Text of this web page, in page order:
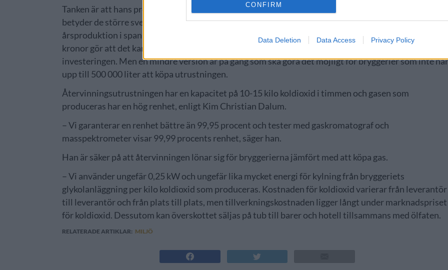
CONFIRM
Data Deletion Data Access Privacy Policy
Tanken är att hans produkt ska kunna användas för mindre bryggerier, men mindre i sammanhanget
betyder de större svenska hantverksbryggerierna. För närvarande är det bryggerier med en
årsproduktion i spannet 500 000 till 2 000 000 liter, det tillsammans med ett pris på 350 000 danska
kronor gör att det kanske är ett begränsat antal svenska hantverksbryggerier som klarar
investeringen. Men en mindre version är på gång som ska göra det möjligt för bryggerier som inte
upp till 500 000 liter att köpa utrustningen.
Återvinningsutrustningen har en kapacitet på 10-15 kilo koldioxid i timmen och gasen som
produceras har en hög renhet, enligt Kim Christian Dalum.
– Vi garanterar en renhet bättre än 99,95 procent och tester med gaskromatograf och
masspektrometer visar 99,99 procents renhet, säger han.
Han är säker på att återvinningen lönar sig för bryggerierna jämfört med att köpa gas.
– Vi använder ungefär 0,25 kW och ungefär lika mycket energi för kylning från bryggeriets
glykolanläggning per kilo koldioxid som produceras. Kostnaden för koldioxid varierar från leverantör
till leverantör och från plats till plats, men tillverkningskostnaden ligger långt under marknadspriset
för koldioxid. Dessutom kan överskottet säljas på tub till barer och hotell tillsammans med ölfaten.
RELATERADE ARTIKLAR: MILJÖ